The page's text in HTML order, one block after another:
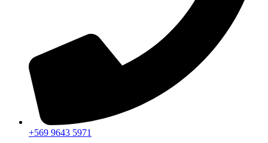
+569 9643 5971